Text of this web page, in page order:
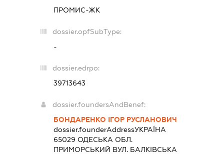
ПРОМИС-ЖК
dossier.opfSubType:
-
dossier.edrpo:
39713643
dossier.foundersAndBenef:
БОНДАРЕНКО ІГОР РУСЛАНОВИЧ
dossier.founderAddressУКРАЇНА
65029 ОДЕСЬКА ОБЛ.
ПРИМОРСЬКИЙ ВУЛ. БАЛКІВСЬКА